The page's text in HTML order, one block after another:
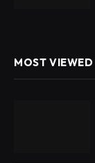
MOST VIEWED